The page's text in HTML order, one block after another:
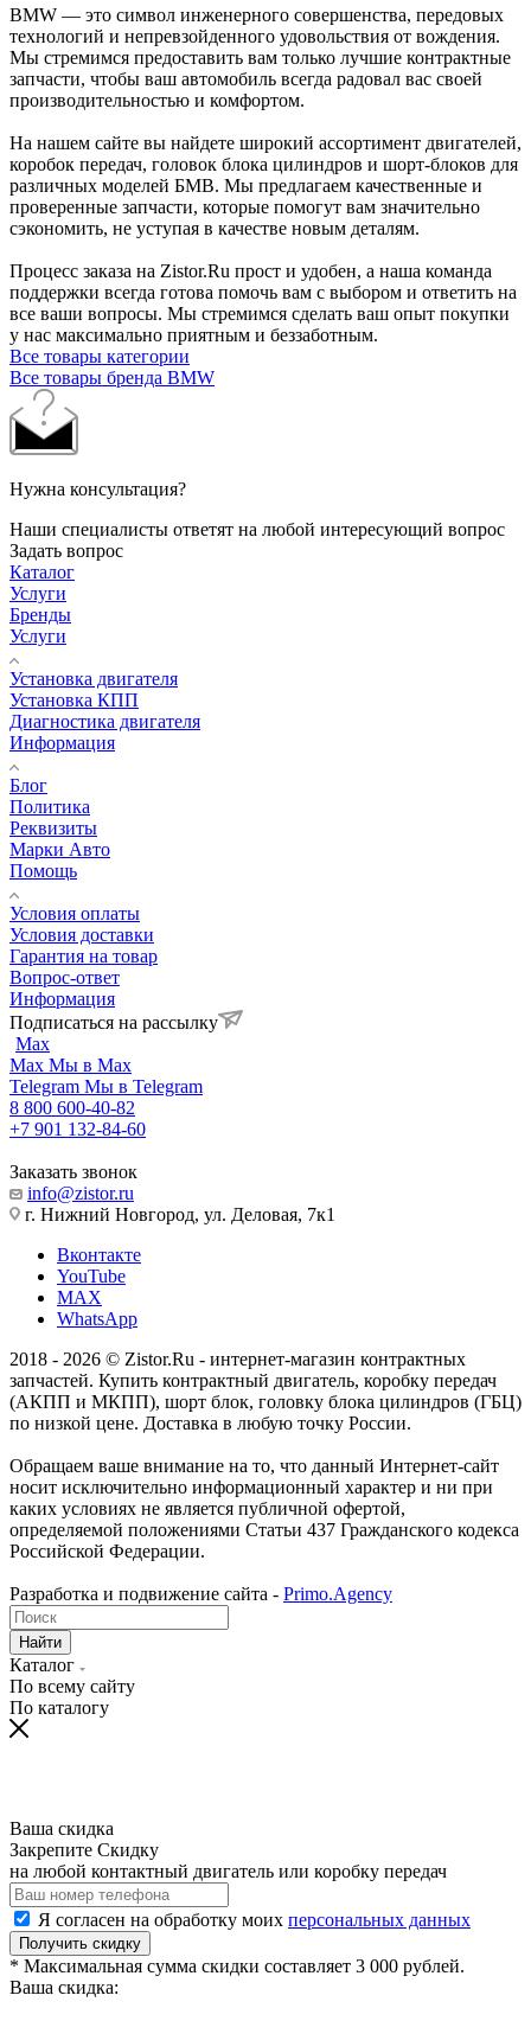
BMW — это символ инженерного совершенства, передовых
технологий и непревзойденного удовольствия от вождения.
Мы стремимся предоставить вам только лучшие контрактные
запчасти, чтобы ваш автомобиль всегда радовал вас своей
производительностью и комфортом.
На нашем сайте вы найдете широкий ассортимент двигателей,
коробок передач, головок блока цилиндров и шорт-блоков для
различных моделей БМВ. Мы предлагаем качественные и
проверенные запчасти, которые помогут вам значительно
сэкономить, не уступая в качестве новым деталям.
Процесс заказа на Zistor.Ru прост и удобен, а наша команда
поддержки всегда готова помочь вам с выбором и ответить на
все ваши вопросы. Мы стремимся сделать ваш опыт покупки
у нас максимально приятным и беззаботным.
Все товары категории
Все товары бренда BMW
Нужна консультация?
Наши специалисты ответят на любой интересующий вопрос
Задать вопрос
Каталог
Услуги
Бренды
Услуги
Установка двигателя
Установка КПП
Диагностика двигателя
Информация
Блог
Политика
Реквизиты
Марки Авто
Помощь
Условия оплаты
Условия доставки
Гарантия на товар
Вопрос-ответ
Информация
Подписаться на рассылку
Max
Max Мы в Max
Telegram Мы в Telegram
8 800 600-40-82
+7 901 132-84-60
Заказать звонок
info@zistor.ru
г. Нижний Новгород, ул. Деловая, 7к1
Вконтакте
YouTube
MAX
WhatsApp
2018 - 2026 © Zistor.Ru - интернет-магазин контрактных
запчастей. Купить контрактный двигатель, коробку передач
(АКПП и МКПП), шорт блок, головку блока цилиндров (ГБЦ)
по низкой цене. Доставка в любую точку России.
Обращаем ваше внимание на то, что данный Интернет-сайт
носит исключительно информационный характер и ни при
каких условиях не является публичной офертой,
определяемой положениями Статьи 437 Гражданского кодекса
Российской Федерации.
Разработка и подвижение сайта - Primo.Agency
Найти
Каталог
По всему сайту
По каталогу
Ваша скидка
Закрепите Скидку
на любой контактный двигатель или коробку передач
Я согласен на обработку моих персональных данных
Получить скидку
* Максимальная сумма скидки составляет 3 000 рублей.
Ваша скидка: